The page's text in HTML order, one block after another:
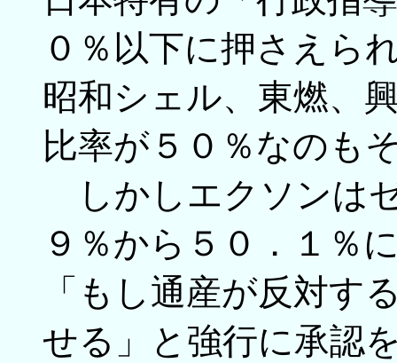
０％以下に押さえら
昭和シェル、東燃、
比率が５０％なのも
しかしエクソンは
９％から５０．１％
「もし通産が反対す
せる」と強行に承認